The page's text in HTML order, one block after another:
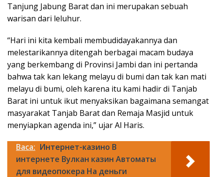
Tanjung Jabung Barat dan ini merupakan sebuah
warisan dari leluhur.
“Hari ini kita kembali membudidayakannya dan
melestarikannya ditengah berbagai macam budaya
yang berkembang di Provinsi Jambi dan ini pertanda
bahwa tak kan lekang melayu di bumi dan tak kan mati
melayu di bumi, oleh karena itu kami hadir di Tanjab
Barat ini untuk ikut menyaksikan bagaimana semangat
masyarakat Tanjab Barat dan Remaja Masjid untuk
menyiapkan agenda ini,” ujar Al Haris.
Baca: Интернет-казино В
интернете Вулкан казин Автоматы
для видеопокера На деньги